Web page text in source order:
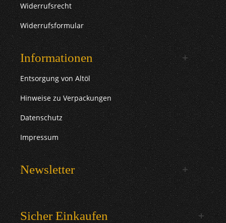
Widerrufsrecht
Widerrufsformular
Informationen
Entsorgung von Altöl
Hinweise zu Verpackungen
Datenschutz
Impressum
Newsletter
Sicher Einkaufen